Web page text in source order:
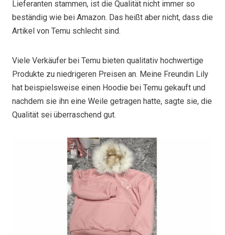
Lieferanten stammen, ist die Qualität nicht immer so
beständig wie bei Amazon. Das heißt aber nicht, dass die
Artikel von Temu schlecht sind.
Viele Verkäufer bei Temu bieten qualitativ hochwertige
Produkte zu niedrigeren Preisen an. Meine Freundin Lily
hat beispielsweise einen Hoodie bei Temu gekauft und
nachdem sie ihn eine Weile getragen hatte, sagte sie, die
Qualität sei überraschend gut.